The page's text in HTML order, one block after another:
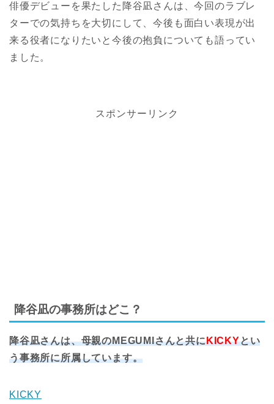
俳優デビューを果たした降谷凪さんは、今回のラブレ
ターでの気持ちを大切にして、今後も面白い表現が出
来る役者になりたいと今後の抱負についても語ってい
ました。
スポンサーリンク
降谷凪の事務所はどこ？
降谷凪さんは、母親のMEGUMIさんと共にKICKYとい
う事務所に所属しています。
KICKY